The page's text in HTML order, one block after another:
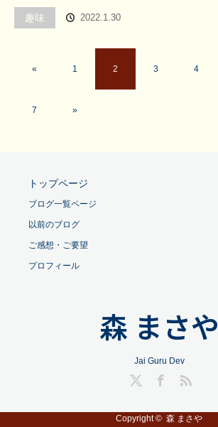
趣味 2022.1.30
« 1 2 3 4
7 »
トップページ
ブログ一覧ページ
以前のブログ
ご感想・ご要望
プロフィール
森 まさや
Jai Guru Dev
Copyright © 森 まさや